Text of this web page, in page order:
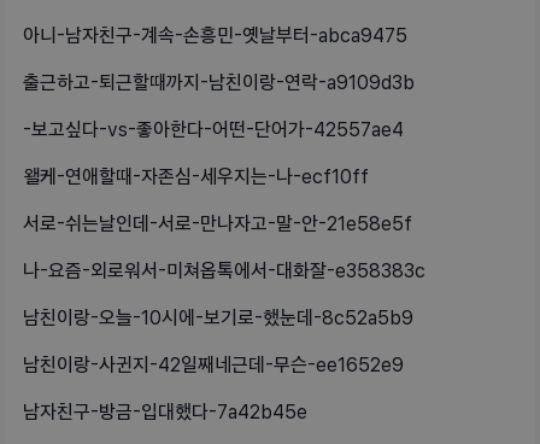
아니-남자친구-계속-손흥민-옛날부터-abca9475
출근하고-퇴근할때까지-남친이랑-연락-a9109d3b
-보고싶다-vs-좋아한다-어떤-단어가-42557ae4
왤케-연애할때-자존심-세우지는-나-ecf10ff
서로-쉬는날인데-서로-만나자고-말-안-21e58e5f
나-요즘-외로워서-미쳐옵톡에서-대화잘-e358383c
남친이랑-오늘-10시에-보기로-했눈데-8c52a5b9
남친이랑-사귄지-42일째네근데-무슨-ee1652e9
남자친구-방금-입대했다-7a42b45e